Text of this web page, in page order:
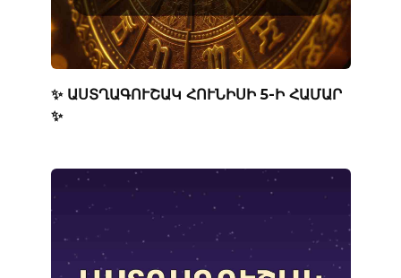
✨ ԱՍՏՂԱԳՈՒՇԱԿ ՀՈՒՆԻՍԻ 5-Ի ՀԱՄԱՐ
✨